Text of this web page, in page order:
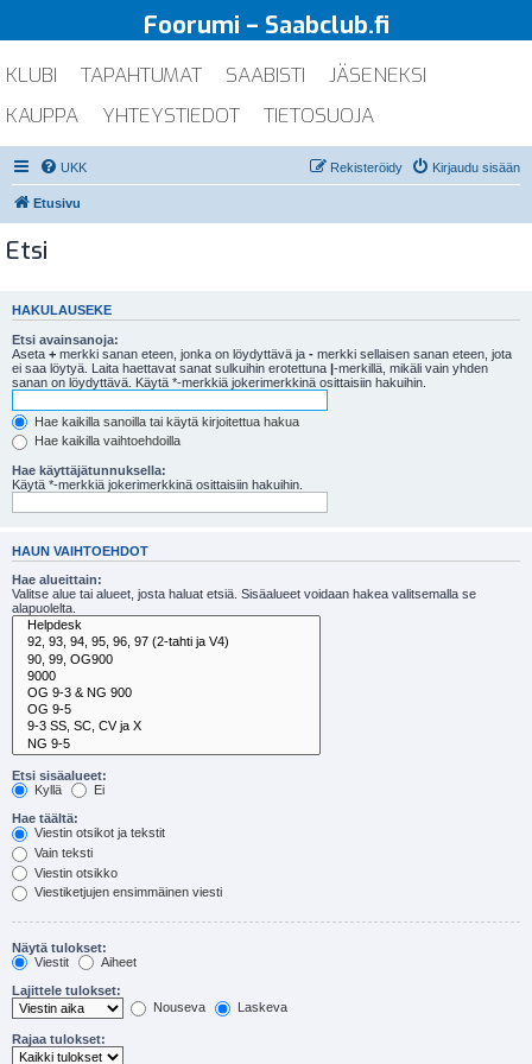
Foorumi – Saabclub.fi
KLUBI TAPAHTUMAT SAABISTI
JÄSENEKSI
KAUPPA
YHTEYSTIEDOT TIETOSUOJA
UKK Kirjaudu sisään
Rekisteröidy
Etusivu
Etsi
HAKULAUSEKE
Etsi avainsanoja:
Aseta + merkki sanan eteen, jonka on löydyttävä ja - merkki sellaisen sanan eteen, jota
ei saa löytyä. Laita haettavat sanat sulkuihin erotettuna |-merkillä, mikäli vain yhden
sanan on löydyttävä. Käytä *-merkkiä jokerimerkkinä osittaisiin hakuihin.
Hae kaikilla sanoilla tai käytä kirjoitettua hakua
Hae kaikilla vaihtoehdoilla
Hae käyttäjätunnuksella:
Käytä *-merkkiä jokerimerkkinä osittaisiin hakuihin.
HAUN VAIHTOEHDOT
Hae alueittain:
Valitse alue tai alueet, josta haluat etsiä. Sisäalueet voidaan hakea valitsemalla se
alapuolelta.
Etsi sisäalueet:
Kyllä
Ei
Hae täältä:
Viestin otsikot ja tekstit
Vain teksti
Viestin otsikko
Viestiketjujen ensimmäinen viesti
Näytä tulokset:
Viestit
Aiheet
Lajittele tulokset:
Nouseva
Laskeva
Rajaa tulokset: